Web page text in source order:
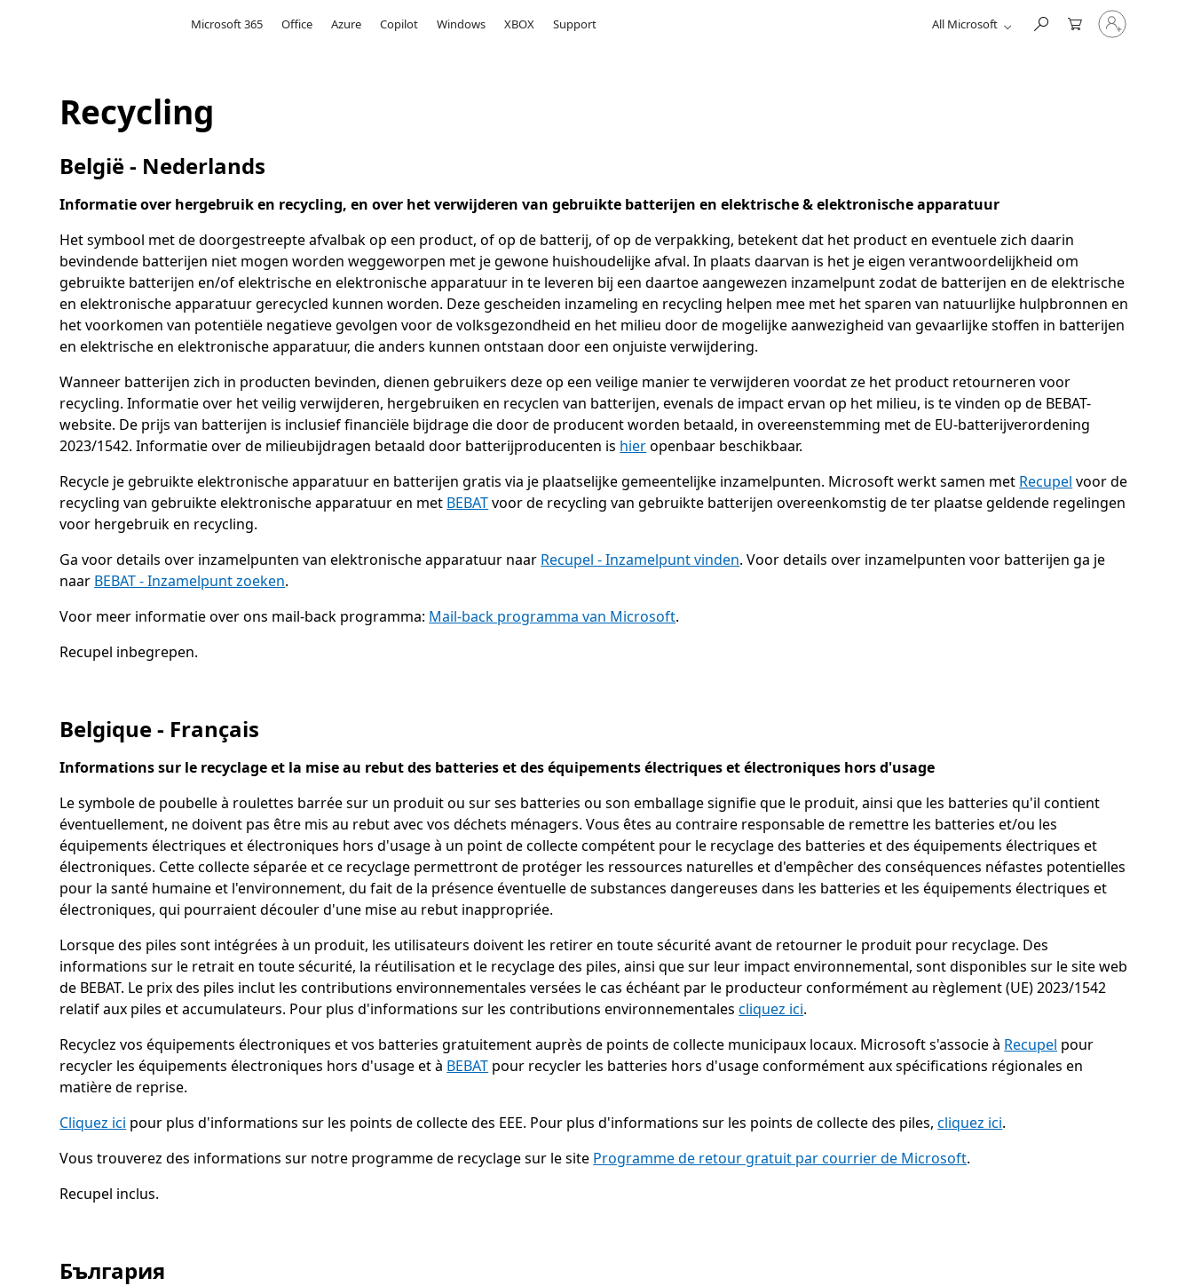
Microsoft 365 Office Azure Copilot Windows XBOX Support All Microsoft
Sign
in
Recycling
België - Nederlands
Informatie over hergebruik en recycling, en over het verwijderen van gebruikte batterijen en elektrische & elektronische apparatuur
Het symbool met de doorgestreepte afvalbak op een product, of op de batterij, of op de verpakking, betekent dat het product en eventuele zich daarin
bevindende batterijen niet mogen worden weggeworpen met je gewone huishoudelijke afval. In plaats daarvan is het je eigen verantwoordelijkheid om
gebruikte batterijen en/of elektrische en elektronische apparatuur in te leveren bij een daartoe aangewezen inzamelpunt zodat de batterijen en de elektrische
en elektronische apparatuur gerecycled kunnen worden. Deze gescheiden inzameling en recycling helpen mee met het sparen van natuurlijke hulpbronnen en
het voorkomen van potentiële negatieve gevolgen voor de volksgezondheid en het milieu door de mogelijke aanwezigheid van gevaarlijke stoffen in batterijen
en elektrische en elektronische apparatuur, die anders kunnen ontstaan door een onjuiste verwijdering.
Wanneer batterijen zich in producten bevinden, dienen gebruikers deze op een veilige manier te verwijderen voordat ze het product retourneren voor
recycling. Informatie over het veilig verwijderen, hergebruiken en recyclen van batterijen, evenals de impact ervan op het milieu, is te vinden op de BEBAT-
website. De prijs van batterijen is inclusief financiële bijdrage die door de producent worden betaald, in overeenstemming met de EU-batterijverordening
2023/1542. Informatie over de milieubijdragen betaald door batterijproducenten is hieropenbaar beschikbaar.
Recycle je gebruikte elektronische apparatuur en batterijen gratis via je plaatselijke gemeentelijke inzamelpunten. Microsoft werkt samen met Recupel voor de
recycling van gebruikte elektronische apparatuur en met BEBATvoor de recycling van gebruikte batterijen overeenkomstig de ter plaatse geldende regelingen
voor hergebruik en recycling.
Ga voor details over inzamelpunten van elektronische apparatuur naar Recupel - Inzamelpunt vinden. Voor details over inzamelpunten voor batterijen ga je
naar BEBAT - Inzamelpunt zoeken.
Voor meer informatie over ons mail-back programma: Mail-back programma van Microsoft.
Recupel inbegrepen.
Belgique - Français
Informations sur le recyclage et la mise au rebut des batteries et des équipements électriques et électroniques hors d'usage
Le symbole de poubelle à roulettes barrée sur un produit ou sur ses batteries ou son emballage signifie que le produit, ainsi que les batteries qu'il contient
éventuellement, ne doivent pas être mis au rebut avec vos déchets ménagers. Vous êtes au contraire responsable de remettre les batteries et/ou les
équipements électriques et électroniques hors d'usage à un point de collecte compétent pour le recyclage des batteries et des équipements électriques et
électroniques. Cette collecte séparée et ce recyclage permettront de protéger les ressources naturelles et d'empêcher des conséquences néfastes potentielles
pour la santé humaine et l'environnement, du fait de la présence éventuelle de substances dangereuses dans les batteries et les équipements électriques et
électroniques, qui pourraient découler d'une mise au rebut inappropriée.
Lorsque des piles sont intégrées à un produit, les utilisateurs doivent les retirer en toute sécurité avant de retourner le produit pour recyclage. Des
informations sur le retrait en toute sécurité, la réutilisation et le recyclage des piles, ainsi que sur leur impact environnemental, sont disponibles sur le site web
de BEBAT. Le prix des piles inclut les contributions environnementales versées le cas échéant par le producteur conformément au règlement (UE) 2023/1542
relatif aux piles et accumulateurs. Pour plus d'informations sur les contributions environnementalescliquez ici.
Recyclez vos équipements électroniques et vos batteries gratuitement auprès de points de collecte municipaux locaux. Microsoft s'associe à Recupel pour
recycler les équipements électroniques hors d'usage et à BEBAT pour recycler les batteries hors d'usage conformément aux spécifications régionales en
matière de reprise.
Cliquez ici pour plus d'informations sur les points de collecte des EEE. Pour plus d'informations sur les points de collecte des piles,cliquez ici.
Vous trouverez des informations sur notre programme de recyclage sur le site Programme de retour gratuit par courrier de Microsoft.
Recupel inclus.
България